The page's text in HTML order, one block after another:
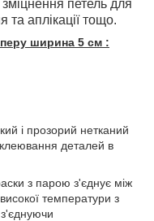
петель для
та аплікації тощо.
ширина 5 см :
і прозорий нетканий
деталей в
з парою з'єднує між
температури з